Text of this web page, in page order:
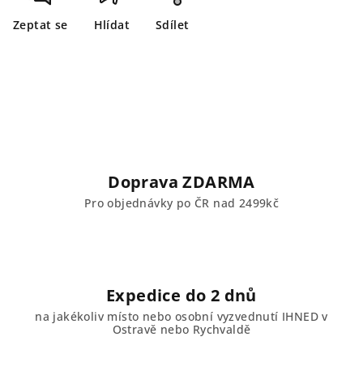
Zeptat se Hlídat Sdílet
Doprava ZDARMA
Pro objednávky po ČR nad 2499kč
Expedice do 2 dnů
na jakékoliv místo nebo osobní vyzvednutí IHNED v
Ostravě nebo Rychvaldě